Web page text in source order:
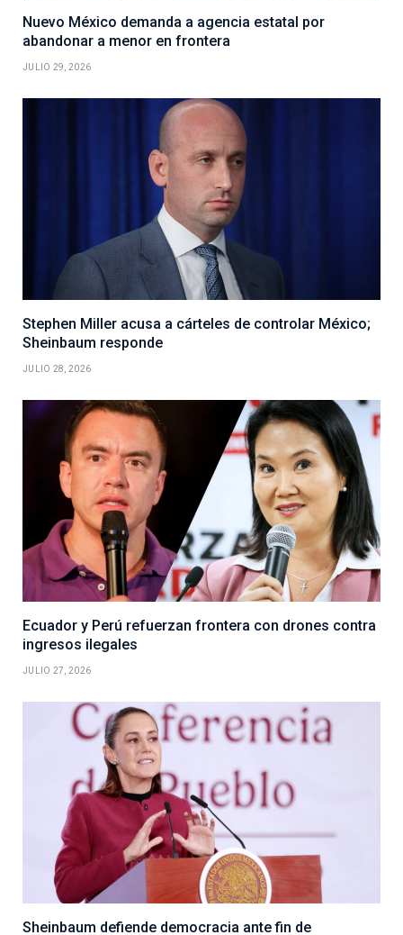
Nuevo México demanda a agencia estatal por
abandonar a menor en frontera
JULIO 29, 2026
Stephen Miller acusa a cárteles de controlar México;
Sheinbaum responde
JULIO 28, 2026
Ecuador y Perú refuerzan frontera con drones contra
ingresos ilegales
JULIO 27, 2026
Sheinbaum defiende democracia ante fin de